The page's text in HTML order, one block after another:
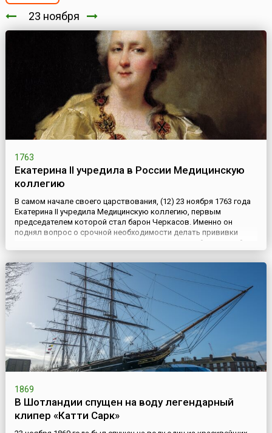
23 ноября
1763
Екатерина II учредила в России Медицинскую
коллегию
В самом начале своего царствования, (12) 23 ноября 1763 года
Екатерина II учредила Медицинскую коллегию, первым
председателем которой стал барон Черкасов. Именно он
поднял вопрос о срочной необходимости делать прививки
оспы с целью защитить население страны от этой страшной
болезни. Эпидемии оспы в Европе уносили тысячи жизней. Но
именно в 18 веке были проведены первые опыты по
искусственному ...
1869
В Шотландии спущен на воду легендарный
клипер «Катти Сарк»